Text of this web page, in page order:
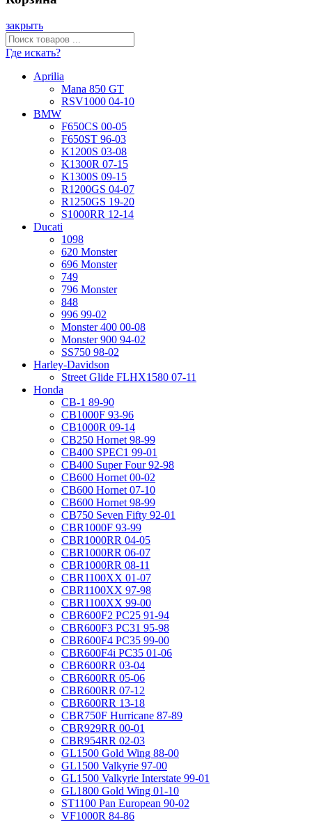
закрыть
Где искать?
Aprilia
Mana 850 GT
RSV1000 04-10
BMW
F650CS 00-05
F650ST 96-03
K1200S 03-08
K1300R 07-15
K1300S 09-15
R1200GS 04-07
R1250GS 19-20
S1000RR 12-14
Ducati
1098
620 Monster
696 Monster
749
796 Monster
848
996 99-02
Monster 400 00-08
Monster 900 94-02
SS750 98-02
Harley-Davidson
Street Glide FLHX1580 07-11
Honda
CB-1 89-90
CB1000F 93-96
CB1000R 09-14
CB250 Hornet 98-99
CB400 SPEC1 99-01
CB400 Super Four 92-98
CB600 Hornet 00-02
CB600 Hornet 07-10
CB600 Hornet 98-99
CB750 Seven Fifty 92-01
CBR1000F 93-99
CBR1000RR 04-05
CBR1000RR 06-07
CBR1000RR 08-11
CBR1100XX 01-07
CBR1100XX 97-98
CBR1100XX 99-00
CBR600F2 PC25 91-94
CBR600F3 PC31 95-98
CBR600F4 PC35 99-00
CBR600F4i PC35 01-06
CBR600RR 03-04
CBR600RR 05-06
CBR600RR 07-12
CBR600RR 13-18
CBR750F Hurricane 87-89
CBR929RR 00-01
CBR954RR 02-03
GL1500 Gold Wing 88-00
GL1500 Valkyrie 97-00
GL1500 Valkyrie Interstate 99-01
GL1800 Gold Wing 01-10
ST1100 Pan European 90-02
VF1000R 84-86